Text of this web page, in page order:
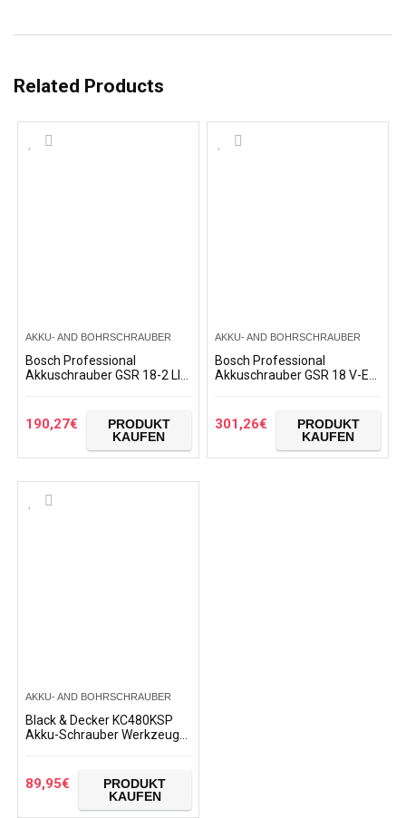
Related Products
AKKU- AND BOHRSCHRAUBER
Bosch Professional
Akkuschrauber GSR 18-2 LI
L-BOXX)+Bosch…
190,27€
PRODUKT
KAUFEN
AKKU- AND BOHRSCHRAUBER
Bosch Professional
Akkuschrauber GSR 18 V-EC
in L-BOXX)+Bosch…
301,26€
PRODUKT
KAUFEN
AKKU- AND BOHRSCHRAUBER
Black & Decker KC480KSP
Akku-Schrauber Werkzeug-
89,95€
PRODUKT
KAUFEN